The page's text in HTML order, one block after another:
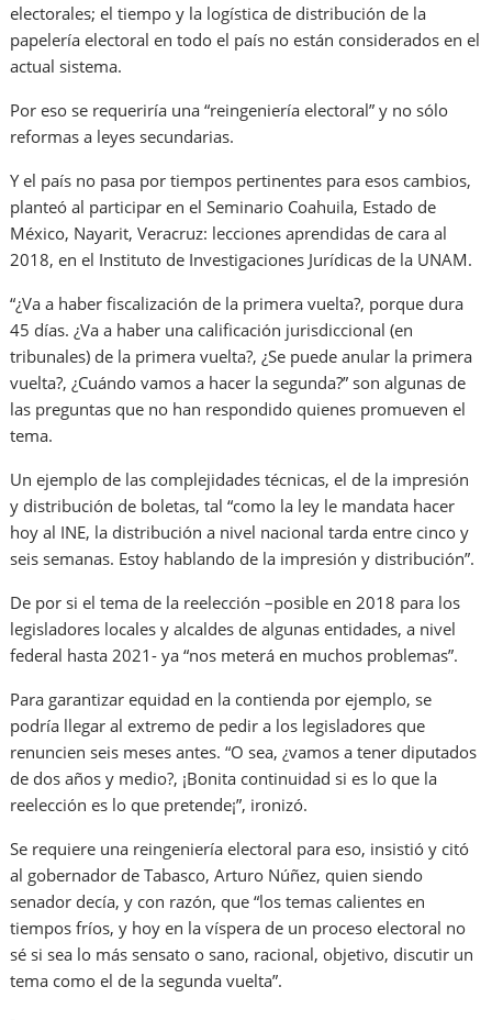
electorales; el tiempo y la logística de distribución de la
papelería electoral en todo el país no están considerados en el
actual sistema.
Por eso se requeriría una “reingeniería electoral” y no sólo
reformas a leyes secundarias.
Y el país no pasa por tiempos pertinentes para esos cambios,
planteó al participar en el Seminario Coahuila, Estado de
México, Nayarit, Veracruz: lecciones aprendidas de cara al
2018, en el Instituto de Investigaciones Jurídicas de la UNAM.
“¿Va a haber fiscalización de la primera vuelta?, porque dura
45 días. ¿Va a haber una calificación jurisdiccional (en
tribunales) de la primera vuelta?, ¿Se puede anular la primera
vuelta?, ¿Cuándo vamos a hacer la segunda?” son algunas de
las preguntas que no han respondido quienes promueven el
tema.
Un ejemplo de las complejidades técnicas, el de la impresión
y distribución de boletas, tal “como la ley le mandata hacer
hoy al INE, la distribución a nivel nacional tarda entre cinco y
seis semanas. Estoy hablando de la impresión y distribución”.
De por si el tema de la reelección –posible en 2018 para los
legisladores locales y alcaldes de algunas entidades, a nivel
federal hasta 2021- ya “nos meterá en muchos problemas”.
Para garantizar equidad en la contienda por ejemplo, se
podría llegar al extremo de pedir a los legisladores que
renuncien seis meses antes. “O sea, ¿vamos a tener diputados
de dos años y medio?, ¡Bonita continuidad si es lo que la
reelección es lo que pretende¡”, ironizó.
Se requiere una reingeniería electoral para eso, insistió y citó
al gobernador de Tabasco, Arturo Núñez, quien siendo
senador decía, y con razón, que “los temas calientes en
tiempos fríos, y hoy en la víspera de un proceso electoral no
sé si sea lo más sensato o sano, racional, objetivo, discutir un
tema como el de la segunda vuelta”.